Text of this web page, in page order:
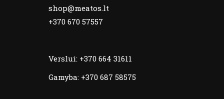
shop@meatos.lt
+370 670 57557
Verslui: +370 664 31611
Gamyba: +370 687 58575